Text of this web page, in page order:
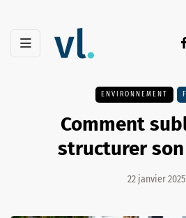
ENVIRONNEMENT
Comment
structurer
22 janvier 2025